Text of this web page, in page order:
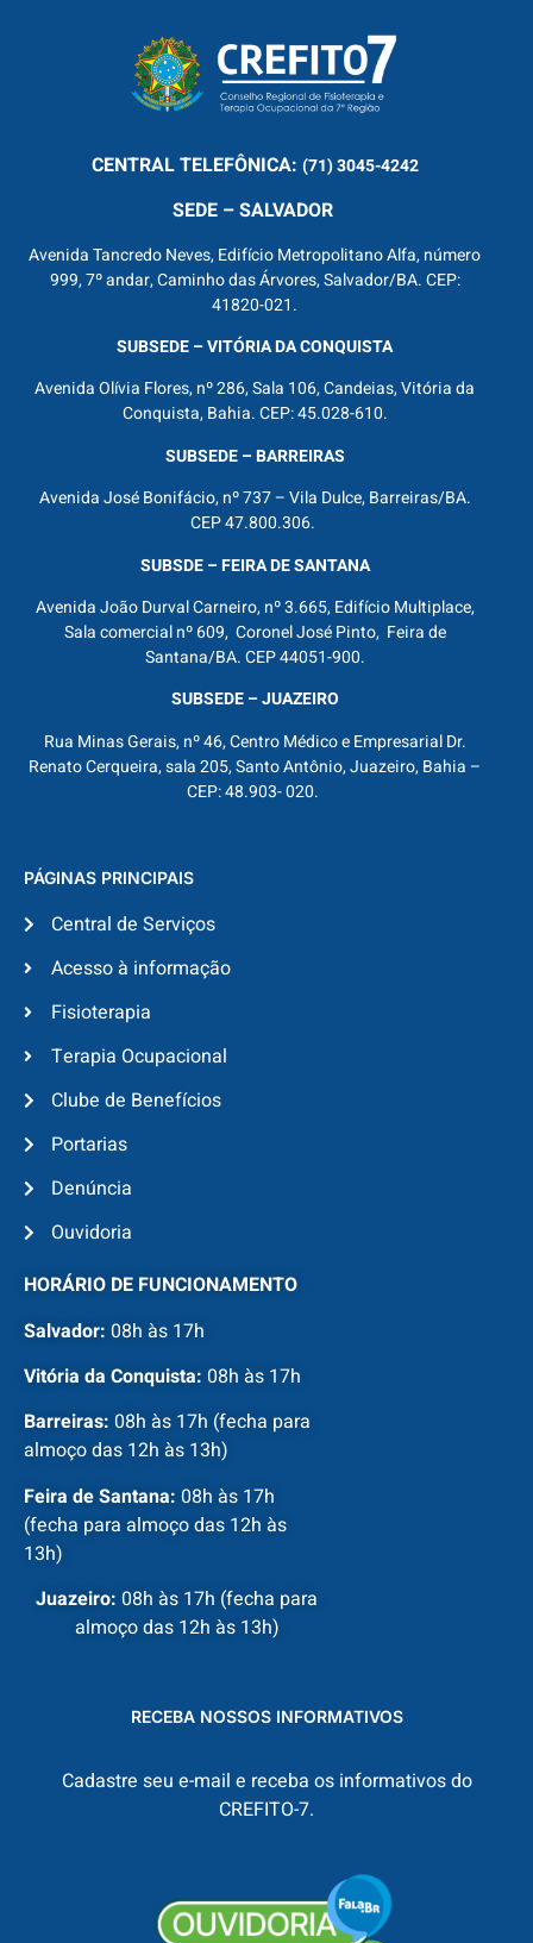
CENTRALTELEFÔNICA: (71) 3045-4242
SEDE – SALVADOR
Avenida Tancredo Neves, Edifício Metropolitano Alfa, número
999, 7º andar, Caminho das Árvores, Salvador/BA. CEP:
41820-021.
SUBSEDE – VITÓRIA DA CONQUISTA
Avenida Olívia Flores, nº 286, Sala 106, Candeias, Vitória da
Conquista, Bahia. CEP: 45.028-610.
SUBSEDE – BARREIRAS
Avenida José Bonifácio, nº 737 – Vila Dulce, Barreiras/BA.
CEP 47.800.306.
SUBSDE – FEIRA DE SANTANA
Avenida João Durval Carneiro, nº 3.665, Edifício Multiplace,
Sala comercial nº 609, Coronel José Pinto, Feira de
Santana/BA. CEP 44051-900.
SUBSEDE – JUAZEIRO
Rua Minas Gerais, nº 46, Centro Médico e Empresarial Dr.
Renato Cerqueira, sala 205, Santo Antônio, Juazeiro, Bahia –
CEP: 48.903- 020.
PÁGINAS PRINCIPAIS
Central de Serviços
Acesso à informação
Fisioterapia
Terapia Ocupacional
Clube de Benefícios
Portarias
Denúncia
Ouvidoria
HORÁRIO DE FUNCIONAMENTO
Salvador: 08h às 17h
Vitória da Conquista: 08h às 17h
Barreiras: 08h às 17h (fecha para
almoço das 12h às 13h)
Feira de Santana: 08h às 17h
(fecha para almoço das 12h às
13h)
Juazeiro: 08h às 17h (fecha para
almoço das 12h às 13h)
RECEBA NOSSOS INFORMATIVOS
Cadastre seu e-mail e receba os informativos do
CREFITO-7.